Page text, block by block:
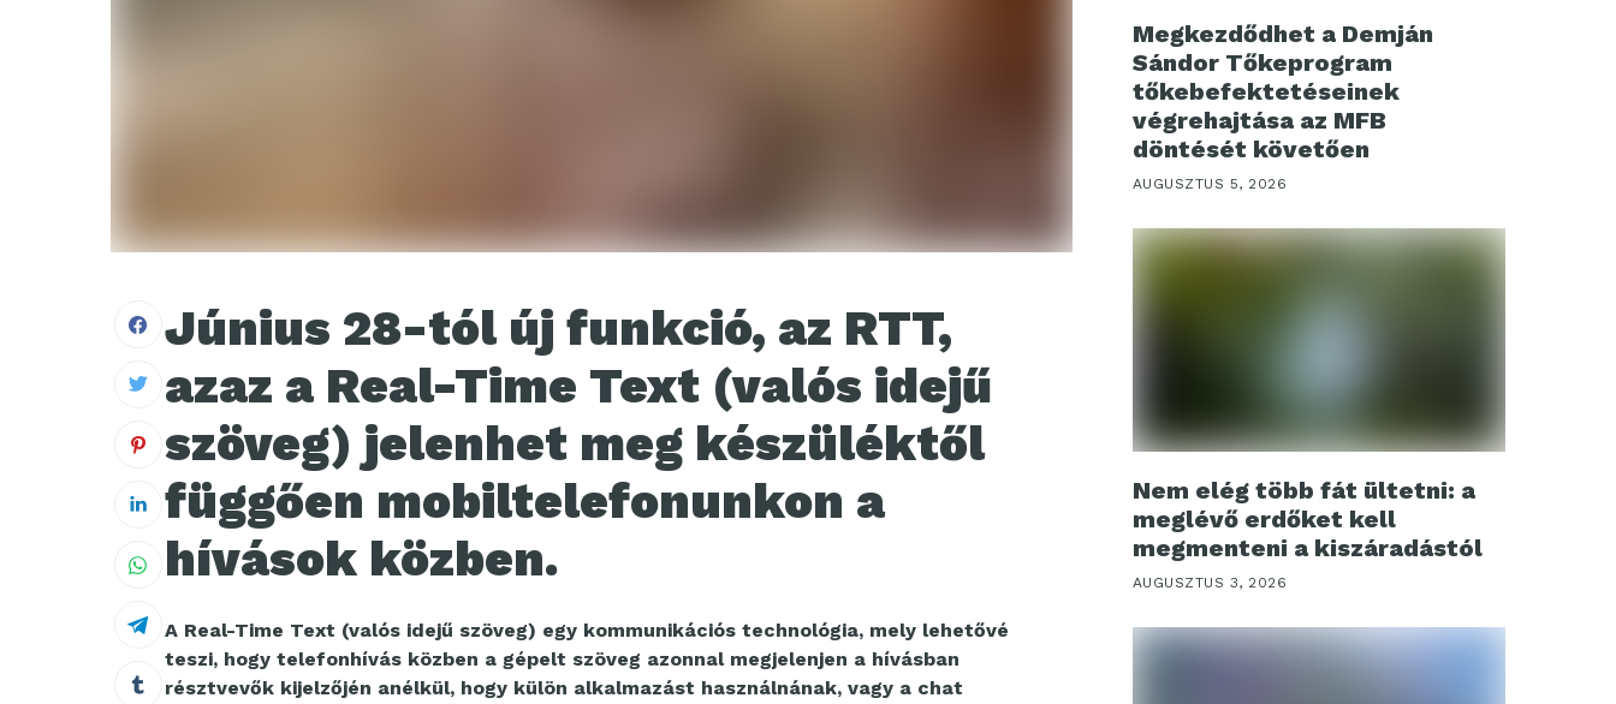
Június 28-tól új funkció, az RTT,
azaz a Real-Time Text (valós idejű
szöveg) jelenhet meg készüléktől
függően mobiltelefonunkon a
hívások közben.
A Real-Time Text (valós idejű szöveg) egy kommunikációs technológia, mely lehetővé
teszi, hogy telefonhívás közben a gépelt szöveg azonnal megjelenjen a hívásban
résztvevők kijelzőjén anélkül, hogy külön alkalmazást használnának, vagy a chat
Megkezdődhet a Demján
Sándor Tőkeprogram
tőkebefektetéseinek
végrehajtása az MFB
döntését követően
AUGUSZTUS 5, 2026
Nem elég több fát ültetni: a
meglévő erdőket kell
megmenteni a kiszáradástól
AUGUSZTUS 3, 2026